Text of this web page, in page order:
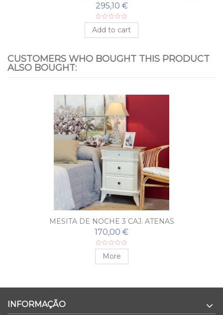
295,10 €
Add to cart
CUSTOMERS WHO BOUGHT THIS PRODUCT
ALSO BOUGHT:
MESITA DE NOCHE 3 CAJ. ATENAS
170,00 €
More
INFORMAÇÃO